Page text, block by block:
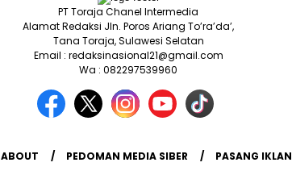
PT Toraja Chanel Intermedia
Alamat Redaksi Jln. Poros Ariang To’ra’da’,
Tana Toraja, Sulawesi Selatan
Email : redaksinasional21@gmail.com
Wa : 082297539960
ABOUT PEDOMAN MEDIA SIBER PASANG IKLAN